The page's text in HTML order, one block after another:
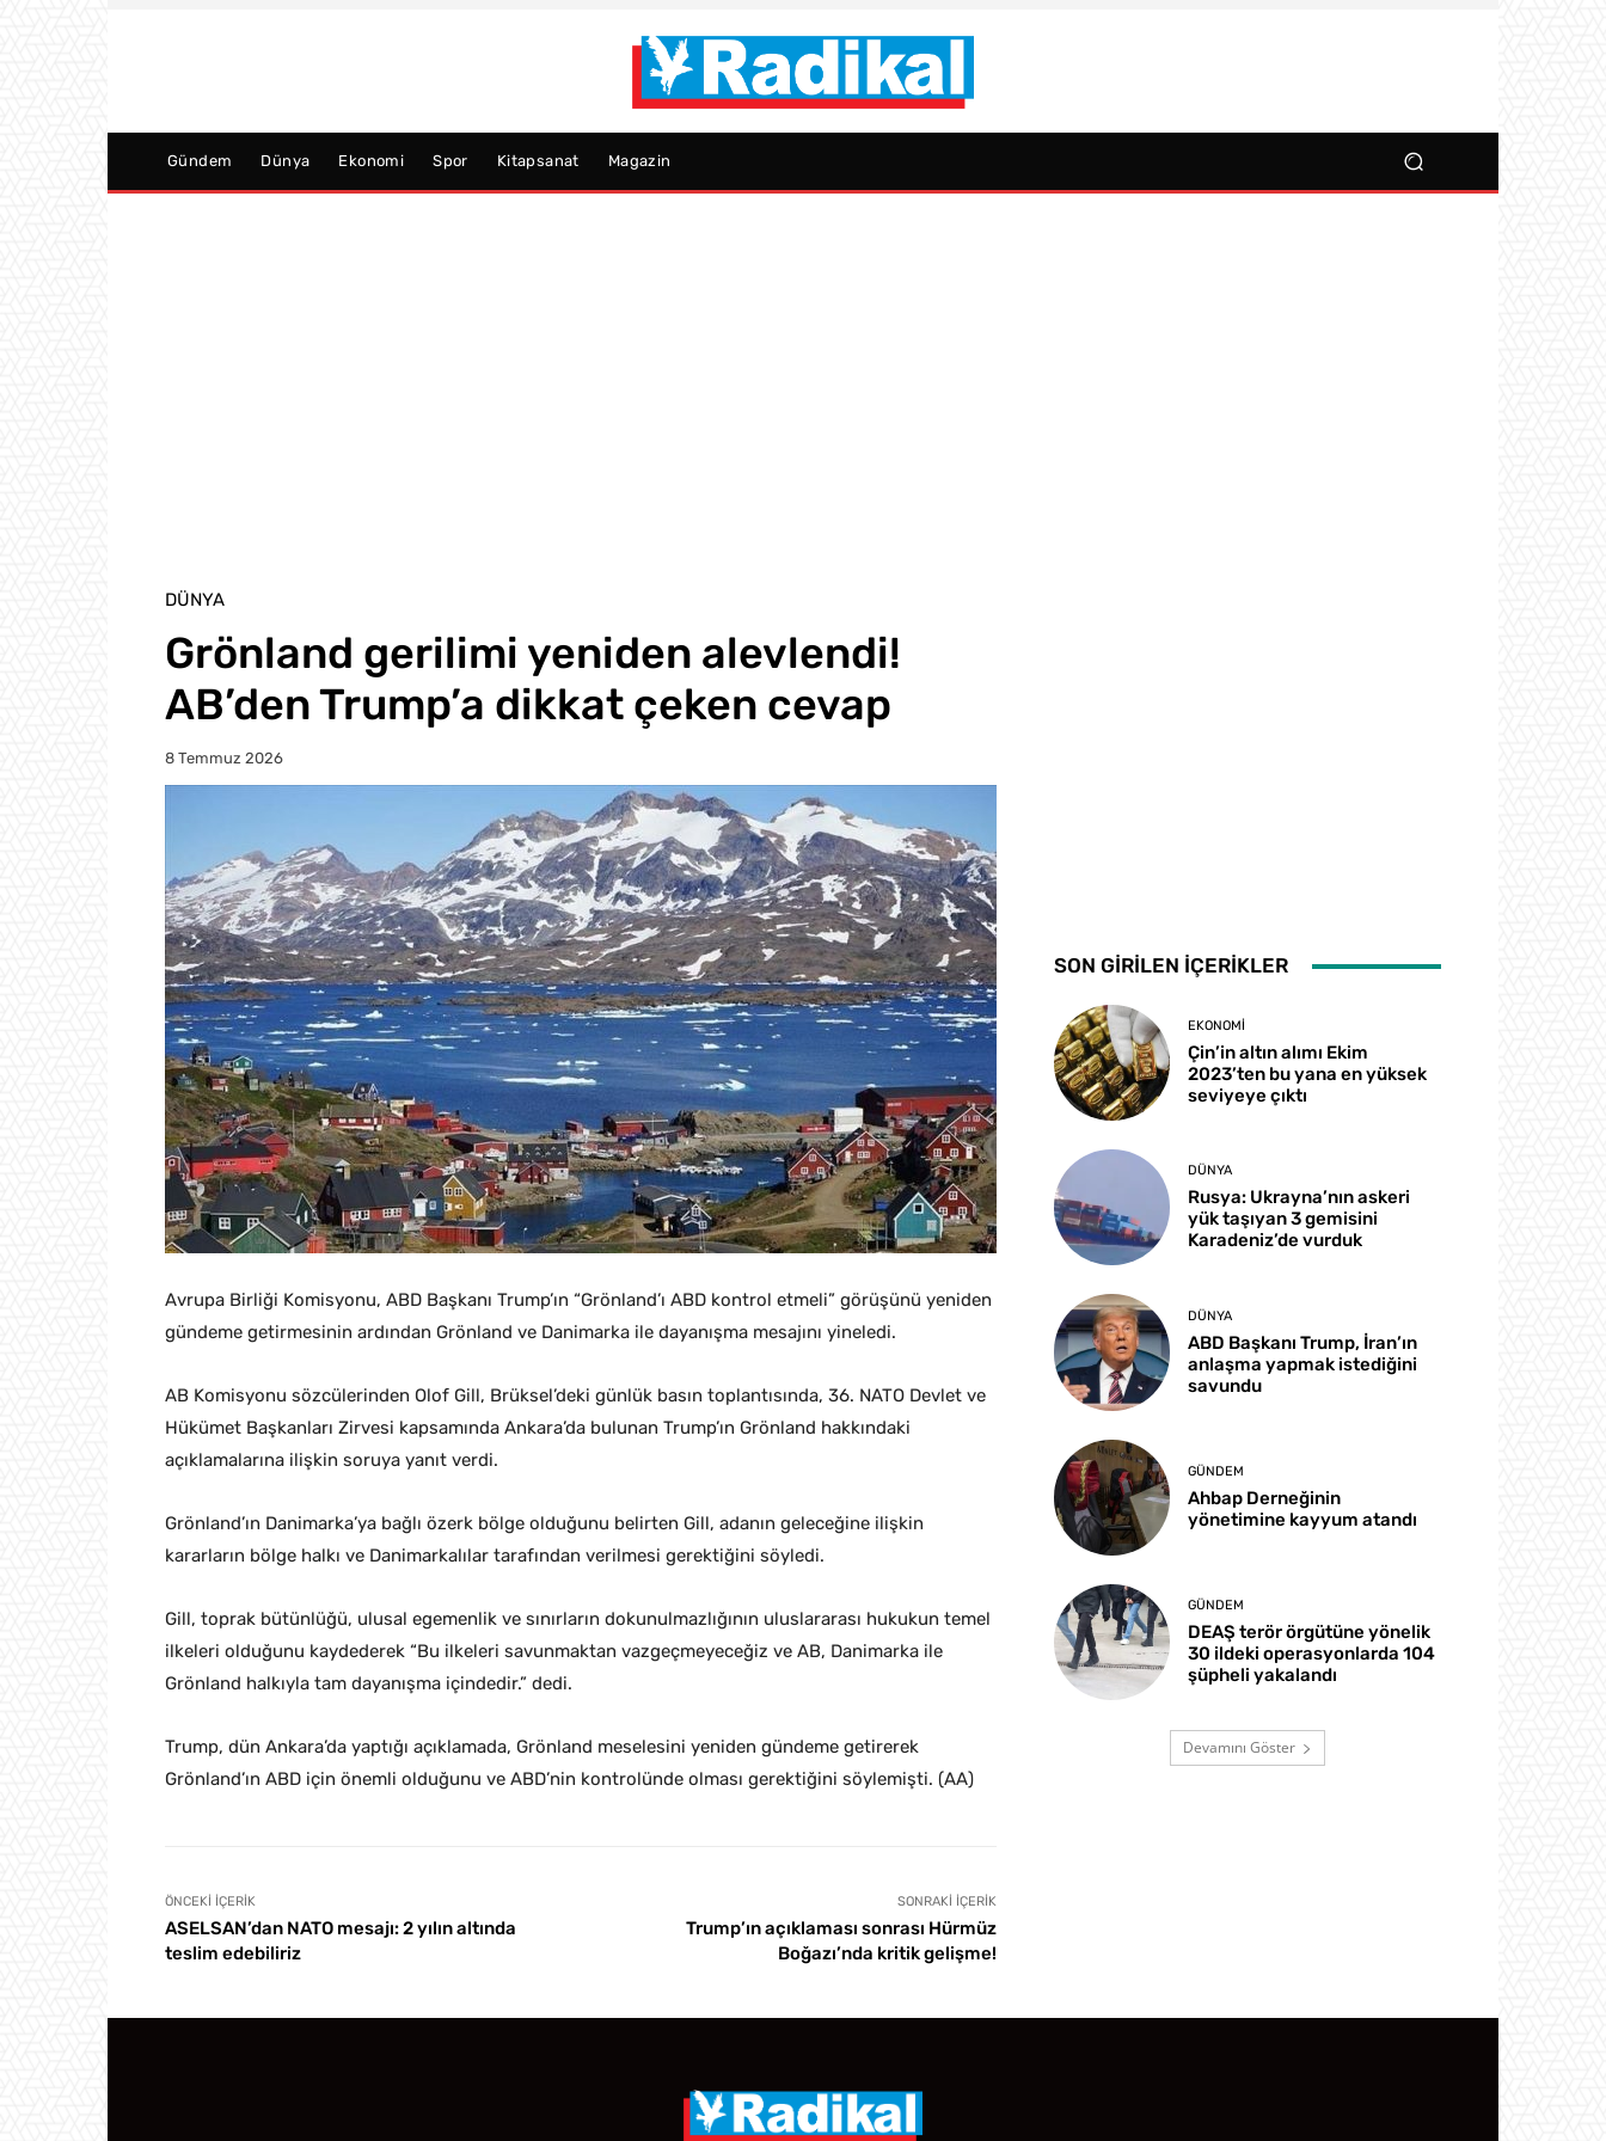
Gündem Dünya Ekonomi Spor Kitapsanat Magazin
DÜNYA
Grönland gerilimi yeniden alevlendi!
AB’den Trump’a dikkat çeken cevap
8 Temmuz 2026
Avrupa Birliği Komisyonu, ABD Başkanı Trump’ın “Grönland’ı ABD kontrol etmeli” görüşünü yeniden
gündeme getirmesinin ardından Grönland ve Danimarka ile dayanışma mesajını yineledi.
AB Komisyonu sözcülerinden Olof Gill, Brüksel’deki günlük basın toplantısında, 36.⁠ NATO Devlet ve
Hükümet Başkanları Zirvesi kapsamında Ankara’da bulunan Trump’ın Grönland hakkındaki
açıklamalarına ilişkin soruya yanıt verdi.
Grönland’ın Danimarka’ya bağlı özerk bölge olduğunu belirten Gill, adanın geleceğine ilişkin
kararların bölge halkı ve Danimarkalılar tarafından verilmesi gerektiğini söyledi.
Gill, toprak bütünlüğü, ulusal egemenlik ve sınırların dokunulmazlığının uluslararası hukukun temel
ilkeleri olduğunu kaydederek “Bu ilkeleri savunmaktan vazgeçmeyeceğiz ve AB, Danimarka ile
Grönland halkıyla tam dayanışma içindedir.” dedi.
Trump, dün Ankara’da yaptığı açıklamada, Grönland meselesini yeniden gündeme getirerek
Grönland’ın ABD için önemli olduğunu ve ABD’nin kontrolünde olması gerektiğini söylemişti. (AA)
ÖNCEKI İÇERIK
ASELSAN’dan NATO mesajı: 2 yılın altında
teslim edebiliriz
SONRAKI İÇERIK
Trump’ın açıklaması sonrası Hürmüz
Boğazı’nda kritik gelişme!
SON GİRİLEN İÇERİKLER
EKONOMI
Çin’in altın alımı Ekim
2023’ten bu yana en yüksek
seviyeye çıktı
DÜNYA
Rusya: Ukrayna’nın askeri
yük taşıyan 3 gemisini
Karadeniz’de vurduk
DÜNYA
ABD Başkanı Trump, İran’ın
anlaşma yapmak istediğini
savundu
GÜNDEM
Ahbap Derneğinin
yönetimine kayyum atandı
GÜNDEM
DEAŞ terör örgütüne yönelik
30 ildeki operasyonlarda 104
şüpheli yakalandı
Devamını Göster